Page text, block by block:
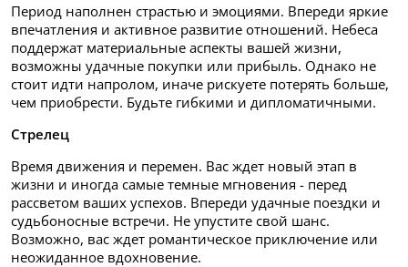
Период наполнен страстью и эмоциями. Впереди яркие
впечатления и активное развитие отношений. Небеса
поддержат материальные аспекты вашей жизни,
возможны удачные покупки или прибыль. Однако не
стоит идти напролом, иначе рискуете потерять больше,
чем приобрести. Будьте гибкими и дипломатичными.
Стрелец
Время движения и перемен. Вас ждет новый этап в
жизни и иногда самые темные мгновения - перед
рассветом ваших успехов. Впереди удачные поездки и
судьбоносные встречи. Не упустите свой шанс.
Возможно, вас ждет романтическое приключение или
неожиданное вдохновение.